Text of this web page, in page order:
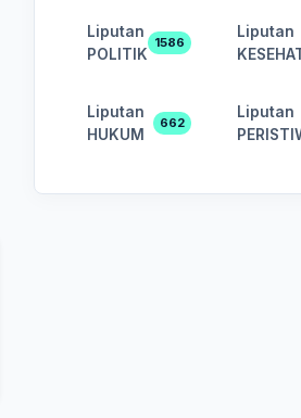
Liputan
POLITIK
1586
Liputan
Liputan
HUKUM
662
Liputan